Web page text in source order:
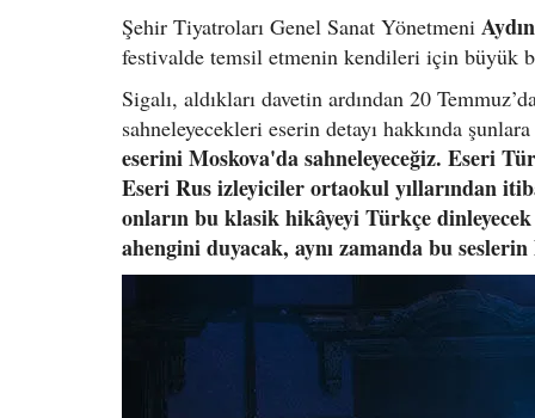
Şehir Tiyatroları Genel Sanat Yönetmeni
festivalde temsil etmenin kendileri için büyük
Sigalı, aldıkları davetin ardından 20
sahneleyecekleri eserin detayı hakkında
eserini Moskova'da sahneleyeceğiz. Eseri
Eseri Rus izleyiciler ortaokul yıllarından
onların bu klasik hikâyeyi Türkçe
ahengini duyacak, aynı zamanda bu